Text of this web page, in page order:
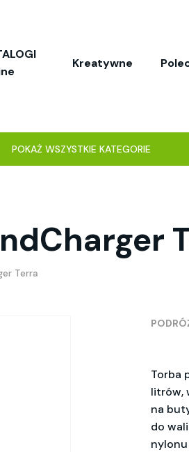
Kreatywne
POKAŻ WSZYSTKIE KATEGORIE
Terra
Torba
litrów,
na
do